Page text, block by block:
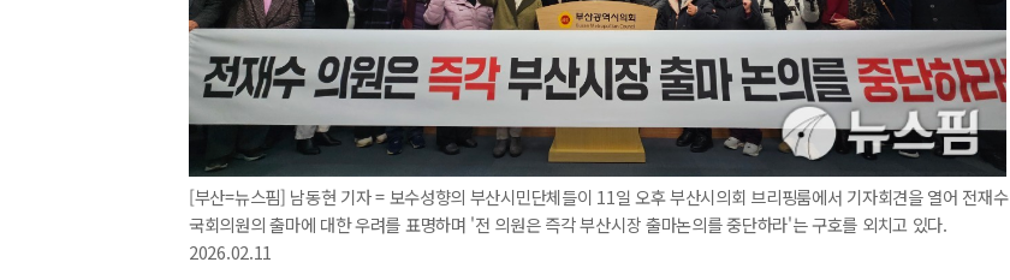
[부산=뉴스핌] 남동현 기자 = 보수성향의 부산시민단체들이 11일 오후 부산시의회 브리핑룸에서 기자회견을 열어 전재수
국회의원의 출마에 대한 우려를 표명하며 '전 의원은 즉각 부산시장 출마논의를 중단하라'는 구호를 외치고 있다.
2026.02.11